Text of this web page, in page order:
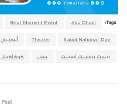
Tags:
Abu Dhabi
Best Moment Event
Saudi National Day
Theater أبوظبي
بيست مومنت ايفينت حفل كوكاكولا